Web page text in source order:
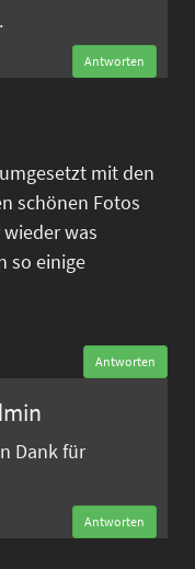
Antworten
mit den
schönen Fotos
was
so einige
Antworten
Dank für
Antworten